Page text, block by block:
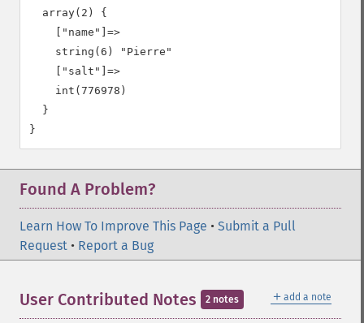
  array(2) {
    ["name"]=>
    string(6) "Pierre"
    ["salt"]=>
    int(776978)
  }
Found A Problem?
Learn How To Improve This Page • Submit a Pull
Request • Report a Bug
＋ add a note
User Contributed Notes 2 notes